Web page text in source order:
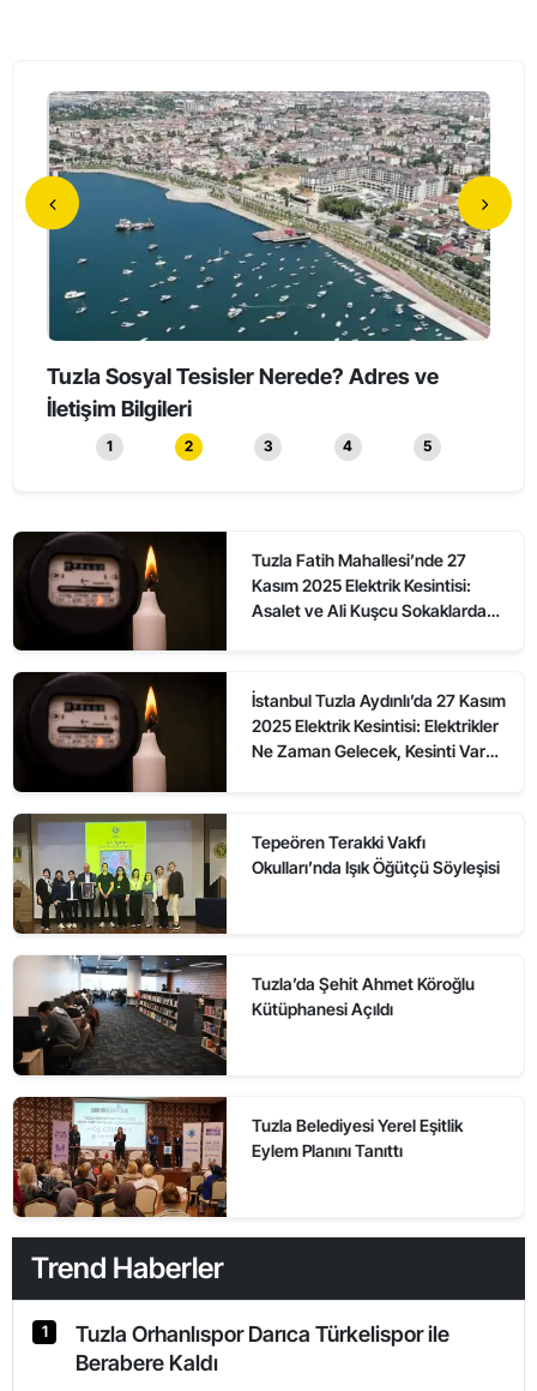
Tuzla’da Erkeklerin Katıldığı Sessiz Yürüyüş
Düzenlendi
1 2 3 4 5
Tuzla Fatih Mahallesi’nde 27
Kasım 2025 Elektrik Kesintisi:
Asalet ve Ali Kuşcu Sokaklarda
İstanbul Tuzla Aydınlı’da 27 Kasım
2025 Elektrik Kesintisi: Elektrikler
Ne Zaman Gelecek, Kesinti Var
Tepeören Terakki Vakfı
Okulları’nda Işık Öğütçü Söyleşisi
Tuzla’da Şehit Ahmet Köroğlu
Kütüphanesi Açıldı
Tuzla Belediyesi Yerel Eşitlik
Eylem Planını Tanıttı
Trend Haberler
1
Tuzla Orhanlıspor Darıca Türkelispor ile
Berabere Kaldı